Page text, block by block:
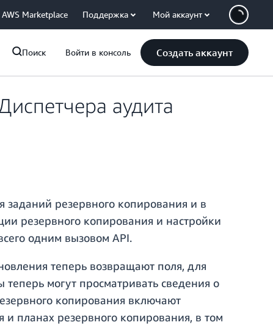
AWS Marketplace Поддержка Мой аккаунт
Поиск Войти в консоль Создать аккаунт
аудита
заданий резервного копирования и в
резервного копирования и настройки
одним вызовом API.
теперь возвращают поля, для
могут просматривать сведения о
копирования включают
планах резервного копирования, в том